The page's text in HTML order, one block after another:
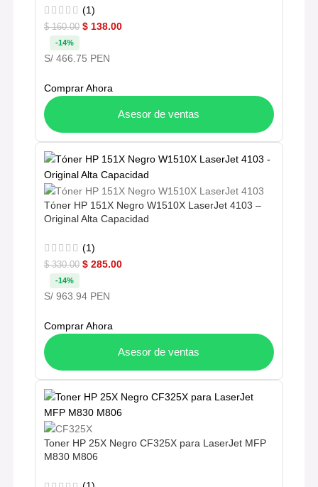
(1)
$160.00 $ 138.00
-14%
S/ 466.75 PEN
Comprar Ahora
Asesor de ventas
Tóner HP 151X Negro W1510X LaserJet 4103 –
Original Alta Capacidad
(1)
$330.00 $ 285.00
-14%
S/ 963.94 PEN
Comprar Ahora
Asesor de ventas
Toner HP 25X Negro CF325X para LaserJet MFP
M830 M806